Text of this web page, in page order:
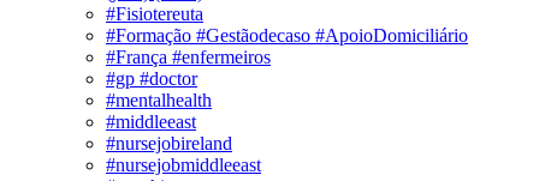
#Fisiotereuta
#Formação #Gestãodecaso #ApoioDomiciliário
#França #enfermeiros
#gp #doctor
#mentalhealth
#middleeast
#nursejobireland
#nursejobmiddleeast